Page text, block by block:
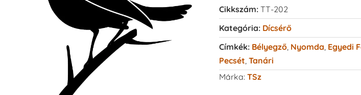
Cikkszám: TT-202
Kategória: Dícsérő
Címkék: Bélyegző, Nyomda Egyedi
Pecsét Tanári
Márka: TSz